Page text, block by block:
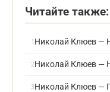
Читайте также:
Николай Клюев —
Николай Клюев —
Николай Клюев —